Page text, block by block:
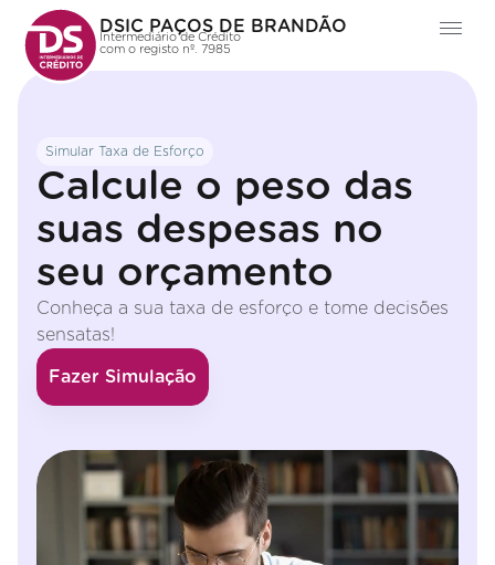
DSIC PAÇOS DE BRANDÃO
Intermediário de Crédito
com o registo nº. 7985
Simular Taxa de Esforço
Calcule o peso das
suas despesas no
seu orçamento
Conheça a sua taxa de esforço e tome decisões
sensatas!
Fazer Simulação